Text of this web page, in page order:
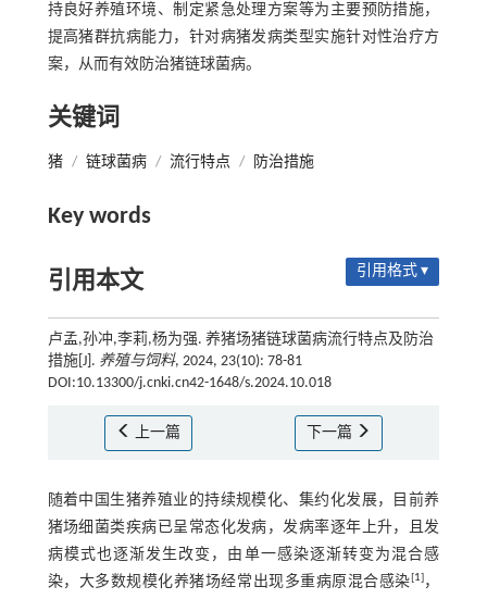
持良好养殖环境、制定紧急处理方案等为主要预防措施，
提高猪群抗病能力，针对病猪发病类型实施针对性治疗方
案，从而有效防治猪链球菌病。
关键词
猪 / 链球菌病 / 流行特点 / 防治措施
Key words
引用本文 引用格式 ▾
卢孟,孙冲,李莉,杨为强. 养猪场猪链球菌病流行特点及防治
措施[J]. 养殖与饲料, 2024, 23(10): 78-81
DOI:10.13300/j.cnki.cn42-1648/s.2024.10.018
上一篇 下一篇
随着中国生猪养殖业的持续规模化、集约化发展，目前养
猪场细菌类疾病已呈常态化发病，发病率逐年上升，且发
病模式也逐渐发生改变，由单一感染逐渐转变为混合感
染，大多数规模化养猪场经常出现多重病原混合感染[1]，